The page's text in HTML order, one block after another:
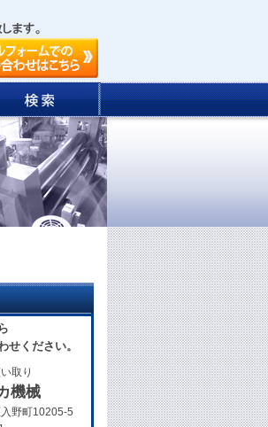
せください。
取り
機械
野町10205-5